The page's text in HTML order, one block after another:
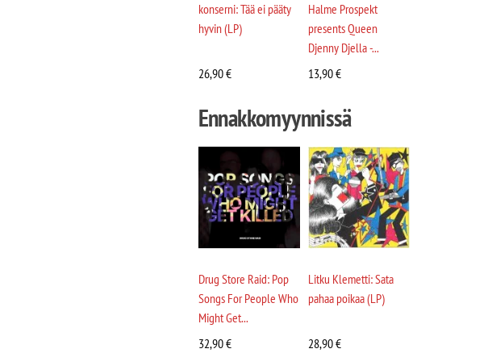
konserni: Tää ei pääty
hyvin (LP)
26,90€
Halme Prospekt
presents Queen
Djenny Djella -...
13,90€
Ennakkomyynnissä
Drug Store Raid: Pop
Songs For People Who
Might Get...
32,90€
Litku Klemetti: Sata
pahaa poikaa (LP)
28,90€